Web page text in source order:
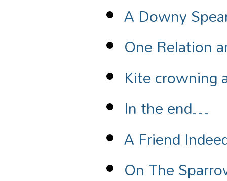
A Downy
One Relation
Kite
In the end…
A Friend
On The